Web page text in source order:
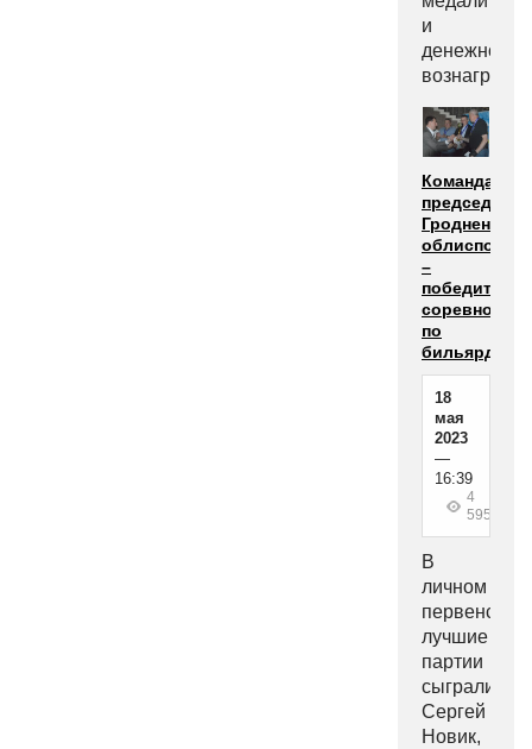
и
денежное
Команда
–
победитель
по
бильярду
18
мая
2023
—
16:39
4
595
В
личном
первенстве
лучшие
партии
сыграли
Сергей
Новик,